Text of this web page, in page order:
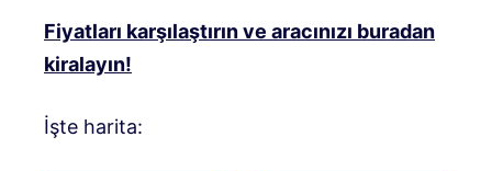
Fiyatları karşılaştırın ve aracınızı buradan
kiralayın!
İşte harita: